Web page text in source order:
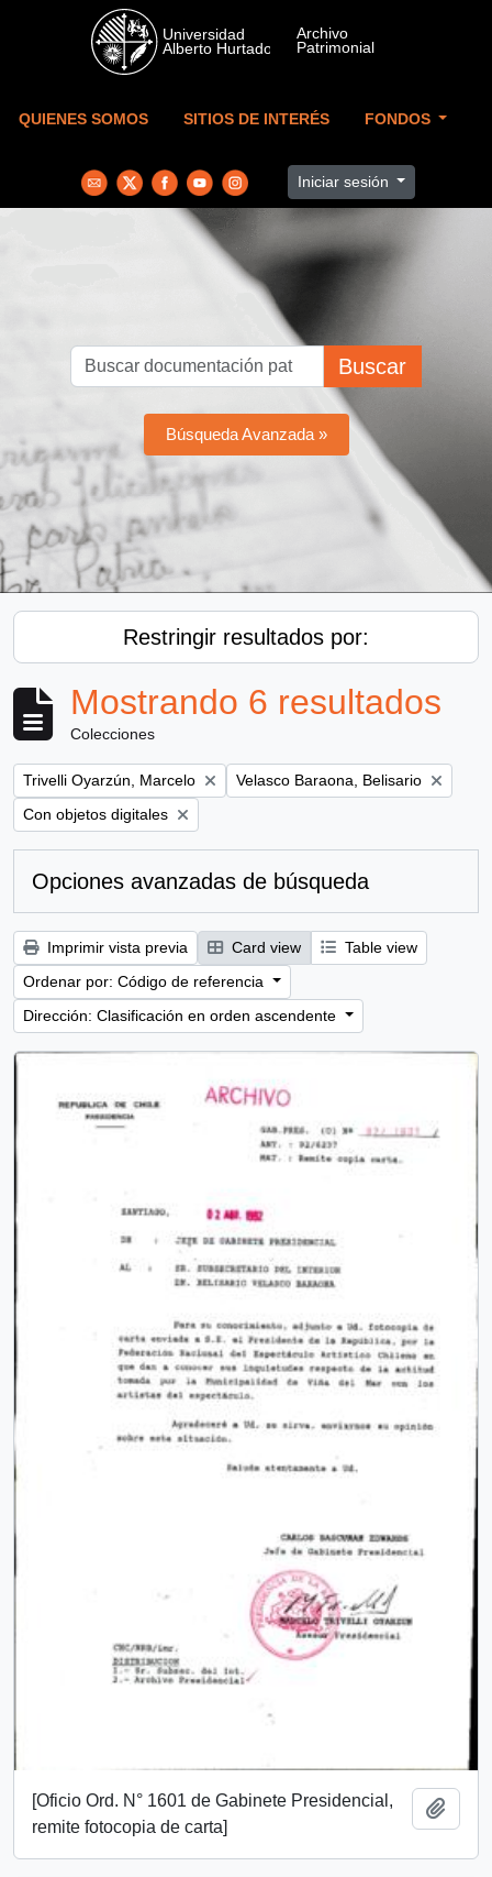
Skip to main content
QUIENES SOMOS SITIOS DE INTERÉS FONDOS
Iniciar sesión
Buscar
Búsqueda Avanzada »
Restringir resultados por:
Mostrando 6 resultados
Colecciones
Remove filter:
Trivelli Oyarzún, Marcelo Remove filter:
Velasco Baraona, Belisario
Remove filter:
Con objetos digitales
Opciones avanzadas de búsqueda
Imprimir vista previa Card view
Table view
Ordenar por: Código de referencia
Dirección: Clasificación en orden ascendente
[Oficio Ord. N° 1601 de Gabinete Presidencial,
remite fotocopia de carta]